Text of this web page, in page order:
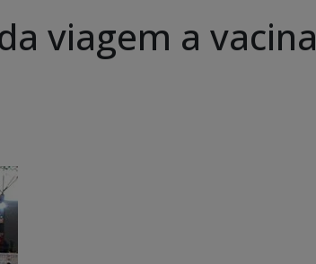
viagem a vacina